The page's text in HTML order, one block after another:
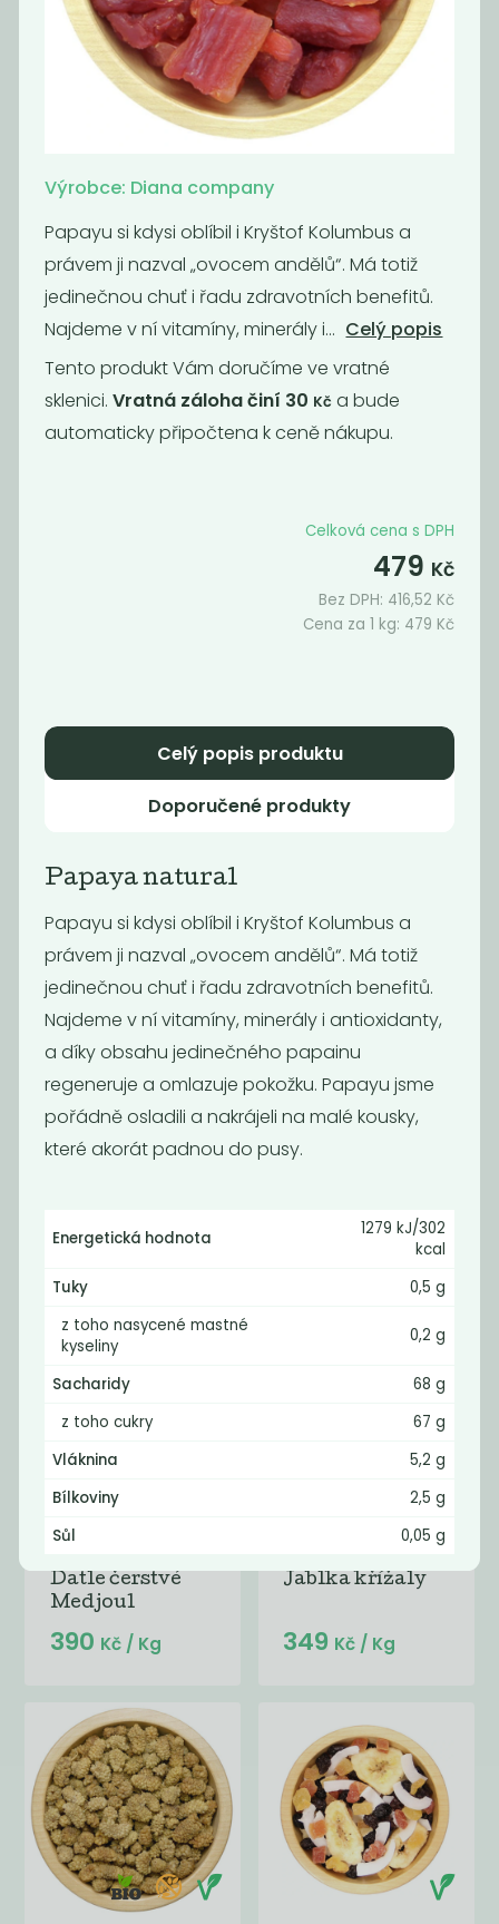
klikva s
jablečnou
Mango nesířené
bez přidaného...
515
Momentálně
479Kč/ Kg
nesířené
455
405
Datle čerstvé
Medjoul
390 Kč / Kg
Jablka křížaly
349 Kč / Kg
Výrobce: Diana company
Papayu si kdysi oblíbil i Kryštof Kolumbus a
právem ji nazval „ovocem andělů“. Má totiž
jedinečnou chuť i řadu zdravotních benefitů.
Najdeme v ní vitamíny, minerály i... Celý popis
Tento produkt Vám doručíme ve vratné
sklenici. Vratná záloha činí 30 Kč a bude
automaticky připočtena k ceně nákupu.
Celková cena s DPH
479 Kč
Bez DPH: 416,52 Kč
Cena za 1 kg: 479 Kč
Celý popis produktu
Doporučené produkty
Papaya natural
Papayu si kdysi oblíbil i Kryštof Kolumbus a
právem ji nazval „ovocem andělů“. Má totiž
jedinečnou chuť i řadu zdravotních benefitů.
Najdeme v ní vitamíny, minerály i antioxidanty,
a díky obsahu jedinečného papainu
regeneruje a omlazuje pokožku. Papayu jsme
pořádně osladili a nakrájeli na malé kousky,
které akorát padnou do pusy.
Energetická hodnota
1279 kJ/302
kcal
Tuky
0,5 g
z toho nasycené mastné
kyseliny
0,2 g
Sacharidy
68 g
z toho cukry
67 g
Vláknina
5,2 g
Bílkoviny
2,5 g
Sůl
0,05 g